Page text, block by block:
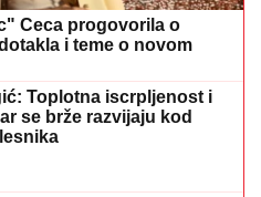
Ceca progovorila o
i teme o novom
Toplotna iscrpljenost i
se brže razvijaju kod